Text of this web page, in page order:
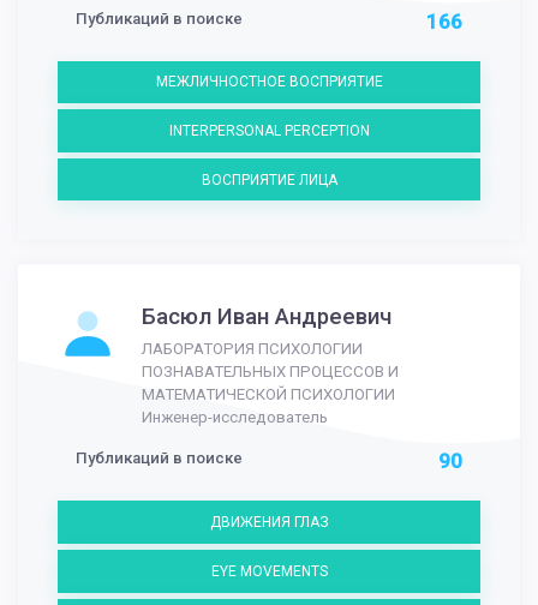
Публикаций в поиске 166
МЕЖЛИЧНОСТНОЕ ВОСПРИЯТИЕ
INTERPERSONAL PERCEPTION
ВОСПРИЯТИЕ ЛИЦА
Басюл Иван Андреевич
ЛАБОРАТОРИЯ ПСИХОЛОГИИ
ПОЗНАВАТЕЛЬНЫХ ПРОЦЕССОВ И
МАТЕМАТИЧЕСКОЙ ПСИХОЛОГИИ
Инженер-исследователь
Публикаций в поиске 90
ДВИЖЕНИЯ ГЛАЗ
EYE MOVEMENTS